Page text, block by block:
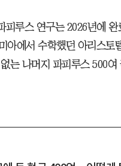
피루스 연구는 2026년에
아에서 수학했던 아리스토
는 나머지 파피루스 500